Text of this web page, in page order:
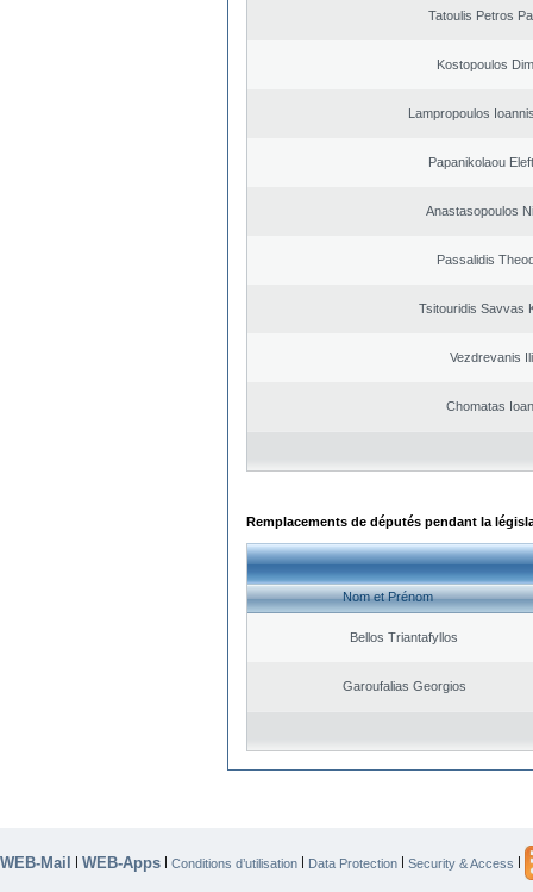
Tatoulis Petros
Kostopoulos
Lampropoulos
Papanikolaou
Anastasopoulos
Passalidis
Tsitouridis Savvas
Vezdrevanis
Chomatas
Remplacements de députés pendant la
Nom et Prénom
Bellos Triantafyllos
Garoufalias Georgios
WEB-Mail | WEB-Apps | Conditions d’utilisation | Data Protection | Security & Access |